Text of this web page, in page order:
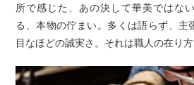
所で感じた、あの決して華美ではな
る、本物の佇まい。多くは語らず、主
目なほどの誠実さ。それは職人の在り方